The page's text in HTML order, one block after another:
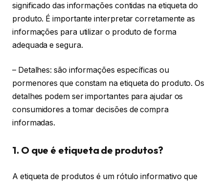
significado das informações contidas na etiqueta do
produto. É importante interpretar corretamente as
informações para utilizar o produto de forma
adequada e segura.
– Detalhes: são informações específicas ou
pormenores que constam na etiqueta do produto. Os
detalhes podem ser importantes para ajudar os
consumidores a tomar decisões de compra
informadas.
1. O que é etiqueta de produtos?
A etiqueta de produtos é um rótulo informativo que